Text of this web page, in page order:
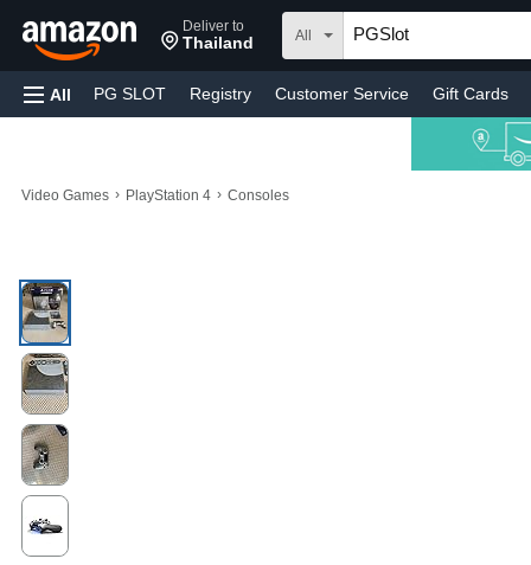
Deliver to
Thailand All
All PG SLOT Registry Customer Service Gift Cards
Video Games › PlayStation 4 › Consoles